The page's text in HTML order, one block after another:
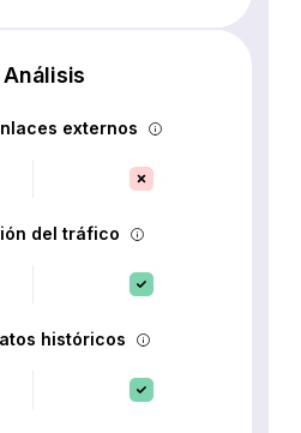
Análisis
externos
del tráfico
históricos